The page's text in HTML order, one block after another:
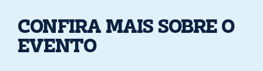
CONFIRA MAIS SOBRE O
EVENTO